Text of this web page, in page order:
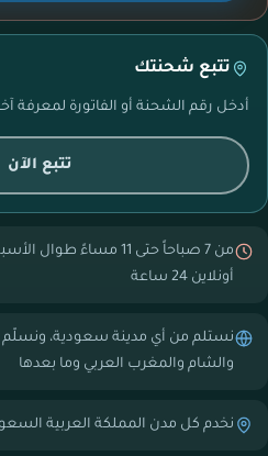
تتبع شحنتك
أدخل رقم الشحنة أو الفاتورة لمعرفة
تتبع الآن
من 7 صباحاً حتى 11 مساءً
أونلاين 24 ساعة
نستلم من أي مدينة سعودية، ونسلّم
والشام والمغرب العربي وما بعدها
نخدم كل مدن المملكة العربية